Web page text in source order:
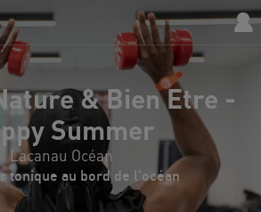
& Bien Etre -
Summer
Lacanau Océan
tonique au bord de l'océan